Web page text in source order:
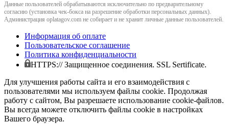
Данные пользователей обрабатываются исключительно по предварительному
согласию (установка чек-бокса на разрешение обработки персональных данных).
Администрация oplatagov.com не собирает и не хранит личные данные пользователей.
Информация об оплате
Пользовательское соглашение
Политика конфиденциальности
HTTPS:// Защищенное соединения. SSL Sertificate.
Для улучшения работы сайта и его взаимодействия с
пользователями мы используем файлы cookie. Продолжая
работу с сайтом, Вы разрешаете использование cookie-файлов.
Вы всегда можете отключить файлы cookie в настройках
Вашего браузера.